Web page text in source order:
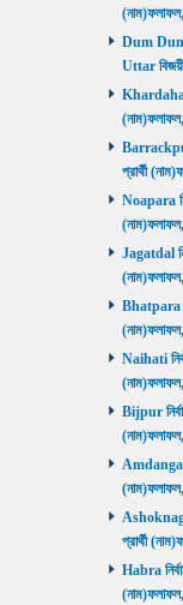
Dum Dum
Uttar
Khardaha
Barrackpur
প্রার্থী
Noapara
Jagatdal
Bhatpara
Naihati
Bijpur
Amdanga
প্রার্থী
Habra